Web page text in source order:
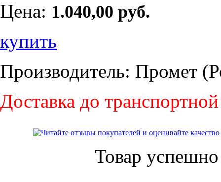
Цена: 1.040,00 руб.
купить
Производитель: Промет
Доставка до
Товар